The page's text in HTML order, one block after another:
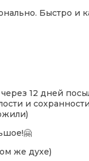
Быстро и
12 дней
и
же духе)